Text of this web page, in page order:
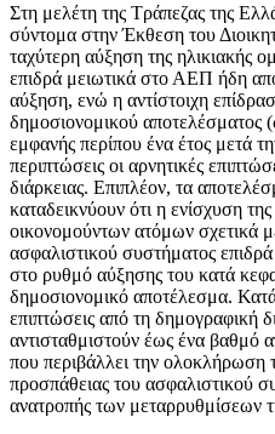
Στη μελέτη της Τράπεζας της
σύντομα στην Έκθεση του
ταχύτερη αύξηση της ηλικιακής
επιδρά μειωτικά στο ΑΕΠ ήδη
αύξηση, ενώ η αντίστοιχη
δημοσιονομικού αποτελέσματος
εμφανής περίπου ένα έτος μετά
περιπτώσεις οι αρνητικές
διάρκειας. Επιπλέον, τα
καταδεικνύουν ότι η ενίσχυση
οικονομούντων ατόμων σχετικά
ασφαλιστικού συστήματος
στο ρυθμό αύξησης του κατά
δημοσιονομικό αποτέλεσμα. Κατά
επιπτώσεις από τη δημογραφική
αντισταθμιστούν έως ένα βαθμό
που περιβάλλει την ολοκλήρωση
προσπάθειας του ασφαλιστικού
ανατροπής των μεταρρυθμίσεων